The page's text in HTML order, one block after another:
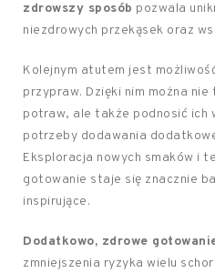
zdrowszy sposób pozwala
niezdrowych przekąsek oraz
Kolejnym atutem jest
przypraw. Dzięki nim można
potraw, ale także podnosić ich
potrzeby dodawania
Eksploracja nowych smaków i
gotowanie staje się znacznie
inspirujące.
Dodatkowo, zdrowe
zmniejszenia ryzyka wielu